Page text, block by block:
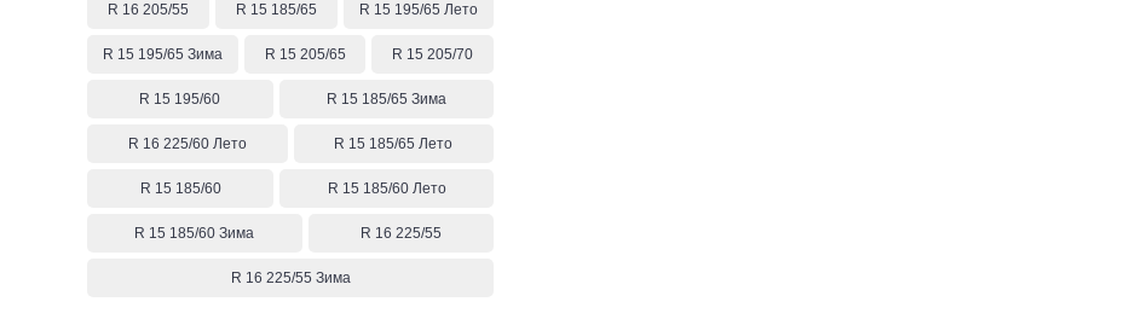
R 16 205/55 R 15 185/65 R 15 195/65 Лето
R 15 195/65 Зима R 15 205/65 R 15 205/70
R 15 195/60 R 15 185/65 Зима
R 16 225/60 Лето R 15 185/65 Лето
R 15 185/60 R 15 185/60 Лето
R 15 185/60 Зима R 16 225/55
R 16 225/55 Зима